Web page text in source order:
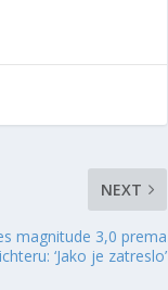
NEXT
magnitude 3,0 prema
‘Jako je zatreslo’